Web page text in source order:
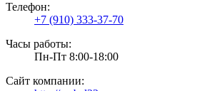
Телефон:
+7 (910) 333-37-70
Часы работы:
Пн-Пт 8:00-18:00
Сайт компании: